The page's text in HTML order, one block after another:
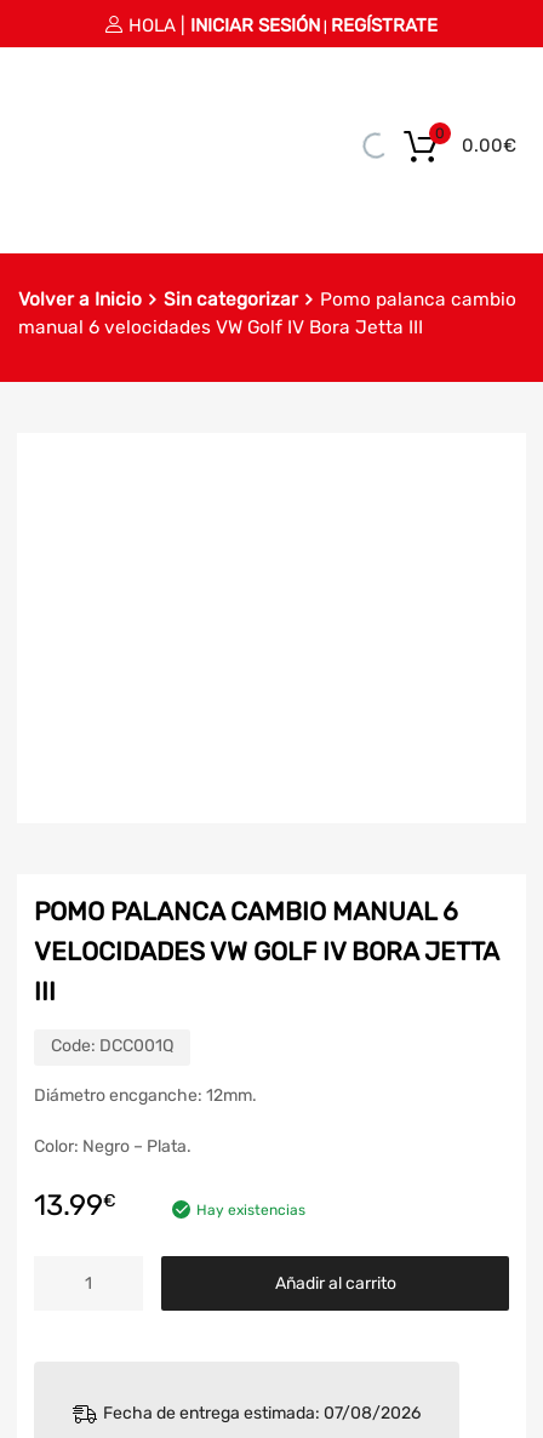
HOLA | INICIAR SESIÓN REGÍSTRATE
0.00€
0
Volver a Inicio Sin categorizar
Pomo palanca cambio
manual 6 velocidades VW Golf IV Bora Jetta III
POMO PALANCA CAMBIO MANUAL 6
VELOCIDADES VW GOLF IV BORA JETTA
III
Code: DCC001Q
Diámetro encganche: 12mm.
Color: Negro – Plata.
13.99€ Hay existencias
Añadir al carrito
Fecha de entrega estimada: 07/08/2026